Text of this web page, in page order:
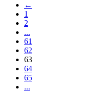
←
1
2
...
61
62
63
64
65
...